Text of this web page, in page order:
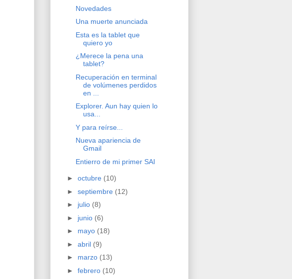
Novedades
Una muerte anunciada
Esta es la tablet que
quiero yo
¿Merece la pena una
tablet?
Recuperación en terminal
de volúmenes perdidos
en ...
Explorer. Aun hay quien lo
usa...
Y para reírse...
Nueva apariencia de
Gmail
Entierro de mi primer SAI
► octubre (10)
► septiembre (12)
► julio (8)
► junio (6)
► mayo (18)
► abril (9)
► marzo (13)
► febrero (10)